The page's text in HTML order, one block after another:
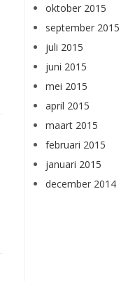
oktober 2015
september 2015
juli 2015
juni 2015
mei 2015
april 2015
maart 2015
februari 2015
januari 2015
december 2014